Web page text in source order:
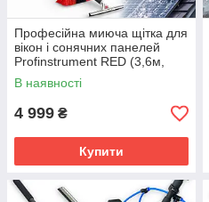
Професійна миюча щітка для
вікон і сонячних панелей
Profinstrument RED (3,6м,
300 мм)
В наявності
4 999 ₴
Купити